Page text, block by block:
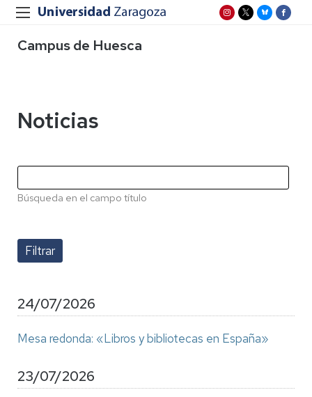
Campus de Huesca
Noticias
Búsqueda en el campo título
24/07/2026
Mesa redonda: «Libros y bibliotecas en España»
23/07/2026